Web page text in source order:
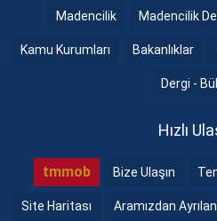
Madencilik Madencilik
Kamu Kurumları Bakanlıklar
Dergi -
Hızlı
tmmob Bize Ulaşın
Site Haritası Aramızdan